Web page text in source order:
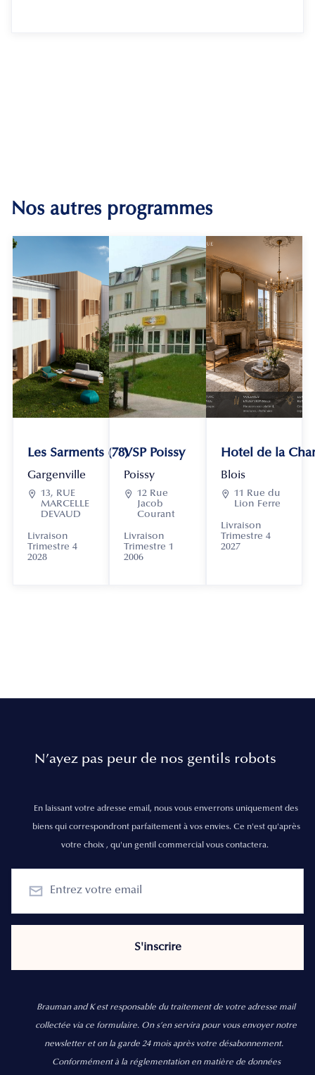
Nos autres programmes
Les Sarments (78)
Gargenville
 13, RUE
MARCELLE
DEVAUD
Livraison
Trimestre 4
2028
VSP Poissy
Poissy
 12 Rue
Jacob
Courant
Livraison
Trimestre 1
2006
Hotel de la
Blois
 11 Rue du
Lion Ferre
Livraison
Trimestre 4
2027
N’ayez pas peur de nos gentils robots
En laissant votre adresse email, nous vous enverrons uniquement des
biens qui correspondront parfaitement à vos envies. Ce n'est qu'après
votre choix , qu'un gentil commercial vous contactera.
Brauman and K est responsable du traitement de votre adresse mail
collectée via ce formulaire. On s’en servira pour vous envoyer notre
newsletter et on la garde 24 mois après votre désabonnement.
Conformément à la réglementation en matière de données